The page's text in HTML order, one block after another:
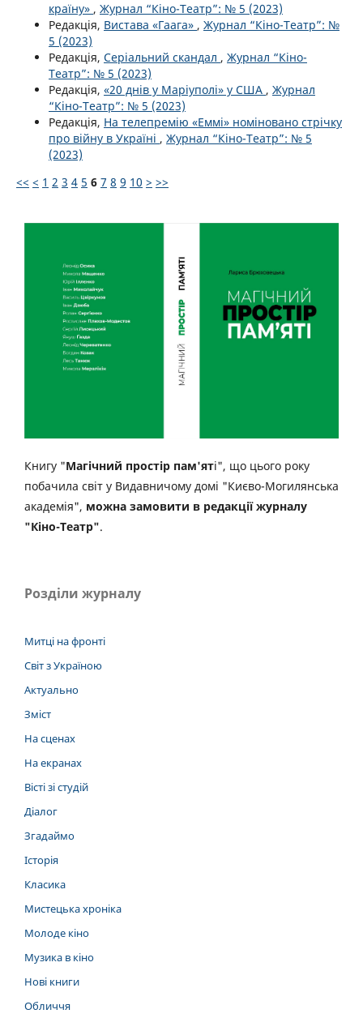
країну» , Журнал “Кіно-Театр”: № 5 (2023)
Редакція, Вистава «Гаага» , Журнал “Кіно-Театр”: №
5 (2023)
Редакція, Серіальний скандал , Журнал “Кіно-
Театр”: № 5 (2023)
Редакція, «20 днів у Маріуполі» у США , Журнал
“Кіно-Театр”: № 5 (2023)
Редакція, На телепремію «Еммі» номіновано стрічку
про війну в Україні , Журнал “Кіно-Театр”: № 5
(2023)
<< < 1 2 3 4 5 6 7 8 9 10 > >>
Книгу "Магічний простір пам'яті", що цього року
побачила світ у Видавничому домі "Києво-Могилянська
академія", можна замовити в редакції журналу
"Кіно-Театр".
Розділи журналу
Митці на фронті
Світ з Україною
Актуально
Зміст
На сценах
На екранах
Вісті зі студій
Діалог
Згадаймо
Історія
Класика
Мистецька хроніка
Молоде кіно
Музика в кіно
Нові книги
Обличчя